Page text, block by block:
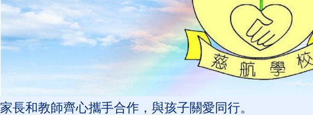
家長和教師齊心攜手合作，與孩子關愛同行。